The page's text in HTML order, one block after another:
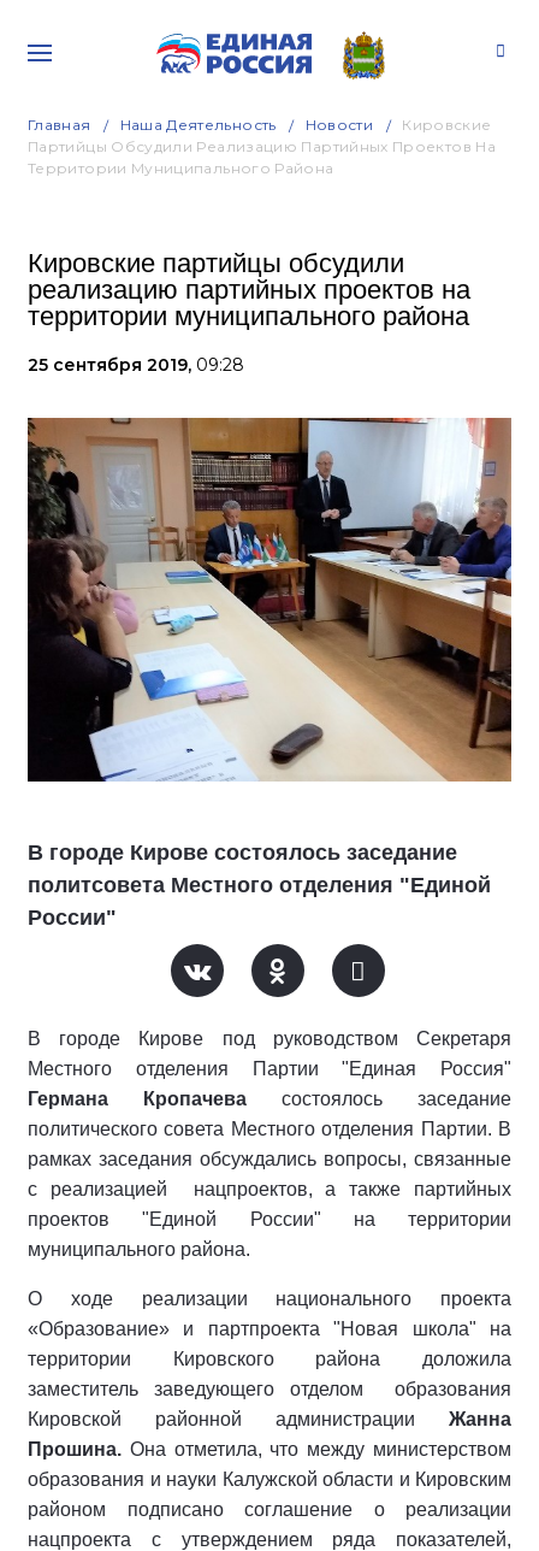
Главная Наша Деятельность Новости
Кировские
Партийцы Обсудили Реализацию Партийных Проектов На
Территории Муниципального Района
Кировские партийцы обсудили
реализацию партийных проектов на
территории муниципального района
25 сентября 2019, 09:28
В городе Кирове состоялось заседание
политсовета Местного отделения "Единой
России"
В городе Кирове под руководством Секретаря
Местного отделения Партии "Единая Россия"
Германа Кропачева состоялось заседание
политического совета Местного отделения Партии. В
рамках заседания обсуждались вопросы, связанные
с реализацией нацпроектов, а также партийных
проектов "Единой России" на территории
муниципального района.
О ходе реализации национального проекта
«Образование» и партпроекта "Новая школа" на
территории Кировского района доложила
заместитель заведующего отделом образования
Кировской районной администрации Жанна
Прошина. Она отметила, что между министерством
образования и науки Калужской области и Кировским
районом подписано соглашение о реализации
нацпроекта с утверждением ряда показателей,